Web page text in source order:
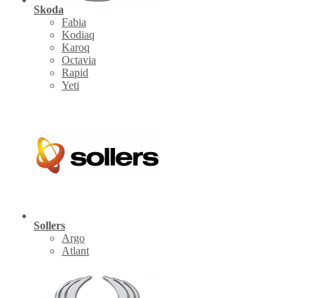
Skoda
Fabia
Kodiaq
Karoq
Octavia
Rapid
Yeti
Sollers
Argo
Atlant